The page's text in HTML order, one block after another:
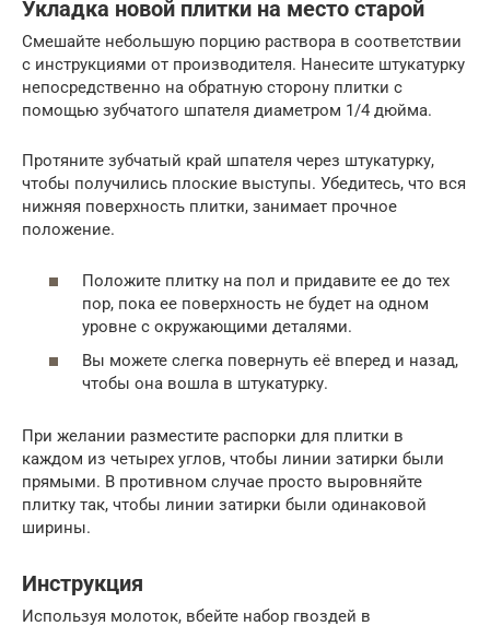
Укладка новой плитки на место старой
Смешайте небольшую порцию раствора в соответствии
с инструкциями от производителя. Нанесите штукатурку
непосредственно на обратную сторону плитки с
помощью зубчатого шпателя диаметром 1/4 дюйма.
Протяните зубчатый край шпателя через штукатурку,
чтобы получились плоские выступы. Убедитесь, что вся
нижняя поверхность плитки, занимает прочное
положение.
Положите плитку на пол и придавите ее до тех
пор, пока ее поверхность не будет на одном
уровне с окружающими деталями.
Вы можете слегка повернуть её вперед и назад,
чтобы она вошла в штукатурку.
При желании разместите распорки для плитки в
каждом из четырех углов, чтобы линии затирки были
прямыми. В противном случае просто выровняйте
плитку так, чтобы линии затирки были одинаковой
ширины.
Инструкция
Используя молоток, вбейте набор гвоздей в